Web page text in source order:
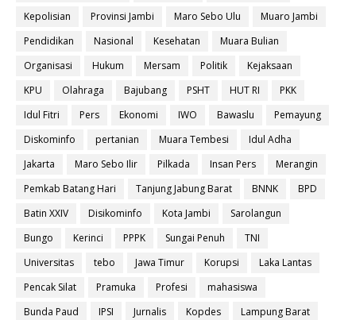
Kepolisian
Provinsi Jambi Maro Sebo Ulu
Muaro Jambi
Pendidikan
Nasional Kesehatan
Muara Bulian
Organisasi
Hukum Mersam Politik
Kejaksaan
KPU
Olahraga Bajubang PSHT HUT RI
PKK
Idul Fitri
Pers Ekonomi IWO Bawaslu
Pemayung
Diskominfo
pertanian Muara Tembesi
Idul Adha
Jakarta
Maro Sebo Ilir Pilkada Insan Pers
Merangin
Pemkab Batang Hari
Tanjung Jabung Barat BNNK
BPD
Batin XXIV
Disikominfo Kota Jambi
Sarolangun
Bungo
Kerinci PPPK Sungai Penuh
TNI
Universitas
tebo Jawa Timur Korupsi
Laka Lantas
Pencak Silat
Pramuka Profesi
mahasiswa
Bunda Paud
IPSI Jurnalis Kopdes
Lampung Barat